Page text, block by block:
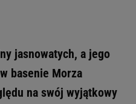
jasnowatych, a jego
basenie Morza
na swój wyjątkowy